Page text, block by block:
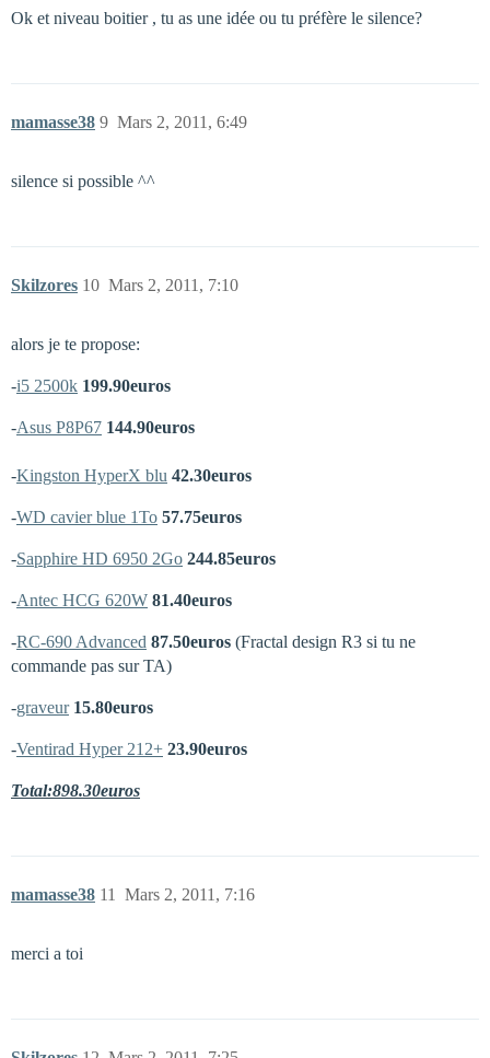
Ok et niveau boitier , tu as une idée ou tu préfère le silence?
mamasse38 Mars 2, 2011, 6:49
9
silence si possible ^^
Skilzores Mars 2, 2011, 7:10
10
alors je te propose:
-i5 2500k 199.90euros
-Asus P8P67 144.90euros
-Kingston HyperX blu 42.30euros
-WD cavier blue 1To 57.75euros
-Sapphire HD 6950 2Go 244.85euros
-Antec HCG 620W 81.40euros
-RC-690 Advanced 87.50euros (Fractal design R3 si tu ne
commande pas sur TA)
-graveur 15.80euros
-Ventirad Hyper 212+ 23.90euros
Total:898.30euros
mamasse38 Mars 2, 2011, 7:16
11
merci a toi